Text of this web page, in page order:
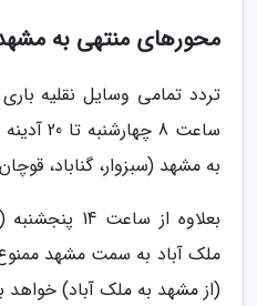
محورهای منتهی به
تردد تمامی وسایل نقلیه
ساعت 8
به مشهد (سبزوار، گناباد،
ملک آباد به سمت مشهد
(از مشهد به ملک آباد) خواهد